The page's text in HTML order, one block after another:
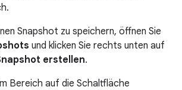
Snapshot zu speichern, öffnen Sie
und klicken Sie rechts unten auf
erstellen.
Bereich auf die Schaltfläche